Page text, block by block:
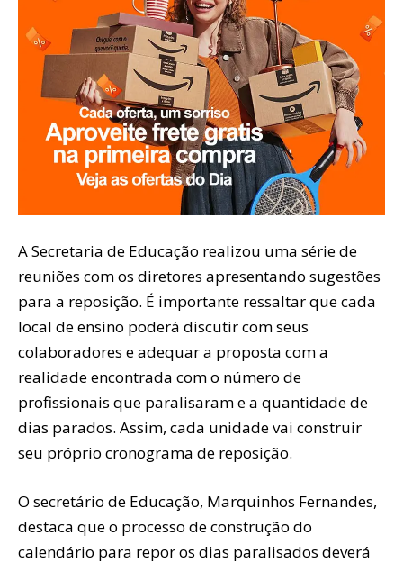
A Secretaria de Educação realizou uma série de
reuniões com os diretores apresentando sugestões
para a reposição. É importante ressaltar que cada
local de ensino poderá discutir com seus
colaboradores e adequar a proposta com a
realidade encontrada com o número de
profissionais que paralisaram e a quantidade de
dias parados. Assim, cada unidade vai construir
seu próprio cronograma de reposição.
O secretário de Educação, Marquinhos Fernandes,
destaca que o processo de construção do
calendário para repor os dias paralisados deverá